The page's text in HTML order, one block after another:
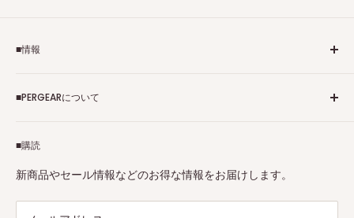
■購読
新商品やセール情報などのお得な情報をお届けします。
■情報
個人情報保護方針
Tax-free
特定商取引法に基づく表示
■PERGEARについて
7Artisans、FIMIなど各撮影機材ブランドの正規代理店です。
プロ、アマチュアを問わず、さまざまな撮影製品を取り揃え